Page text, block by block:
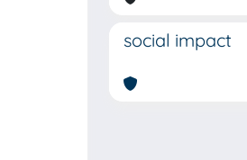
social impact